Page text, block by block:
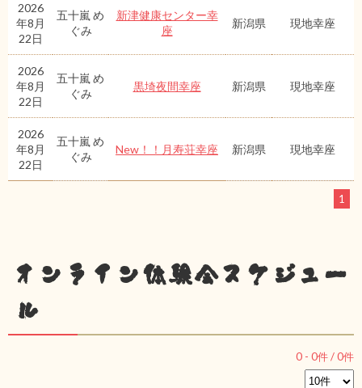
2026
年8月
22日
五十嵐 め
ぐみ
新津健康センター幸
座
新潟県 現地幸座
2026
年8月
22日
五十嵐 め
ぐみ
黒埼夜間幸座 新潟県 現地幸座
2026
年8月
22日
五十嵐 め
ぐみ
New！！月寿荘幸座 新潟県 現地幸座
1
オンライン体験会スケジュー
ル
0 - 0件 /0件